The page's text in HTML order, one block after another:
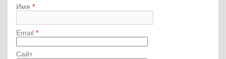
Имя *
Email *
Сайт